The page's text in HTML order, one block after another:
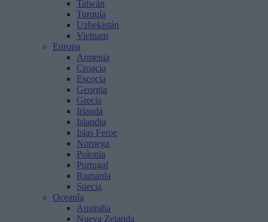
Taiwán
Turquía
Uzbekistán
Vietnam
Europa
Armenia
Croacia
Escocia
Georgia
Grecia
Irlanda
Islandia
Islas Feroe
Noruega
Polonia
Portugal
Rumanía
Suecia
Oceanía
Australia
Nueva Zelanda